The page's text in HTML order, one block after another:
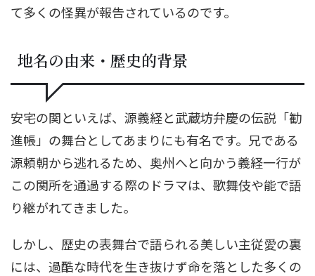
て多くの怪異が報告されているのです。
地名の由来・歴史的背景
安宅の関といえば、源義経と武蔵坊弁慶の伝説「勧
進帳」の舞台としてあまりにも有名です。兄である
源頼朝から逃れるため、奥州へと向かう義経一行が
この関所を通過する際のドラマは、歌舞伎や能で語
り継がれてきました。
しかし、歴史の表舞台で語られる美しい主従愛の裏
には、過酷な時代を生き抜けず命を落とした多くの